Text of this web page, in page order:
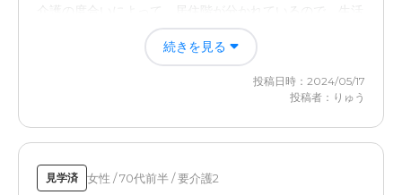
介護の度合いによって、居住階が分かれているので、生活
しやすいのではないでしょうか。
築年数が浅く清潔感があり、内装も綺麗である。 阪神住
入居者の数に比べ、介護スタッフがやや少ないのではない
続きを見る
投稿日時：2024/05/17
投稿者：りゅう
見学済 女性 / 70代前半 / 要介護2